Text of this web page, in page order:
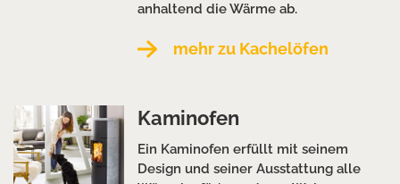
anhaltend die Wärme ab.
mehr zu Kachelöfen
Kaminofen
Ein Kaminofen erfüllt mit seinem
Design und seiner Ausstattung alle